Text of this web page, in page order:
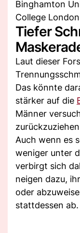
Binghamton
College
Tiefer
Laut dieser
Das könnte
stärker auf die
Männer
Auch wenn es
weniger unter
verbirgt sich
neigen dazu,
oder
stattdessen ab.